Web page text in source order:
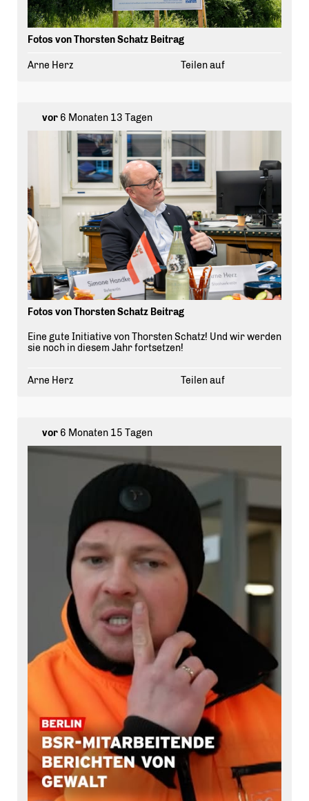
Fotos von Thorsten Schatz Beitrag
Arne Herz Teilen auf
vor6 Monaten 13 Tagen
Fotos von Thorsten Schatz Beitrag
Eine gute Initiative von Thorsten Schatz! Und wir werden
sie noch in diesem Jahr fortsetzen!
Arne Herz Teilen auf
vor6 Monaten 15 Tagen